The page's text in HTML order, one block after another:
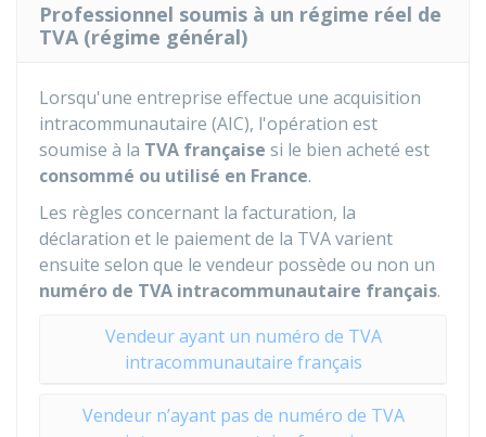
Professionnel soumis à un régime réel de
TVA (régime général)
Lorsqu'une entreprise effectue une acquisition
intracommunautaire (AIC), l'opération est
soumise à la TVA française si le bien acheté est
consommé ou utilisé en France.
Les règles concernant la facturation, la
déclaration et le paiement de la TVA varient
ensuite selon que le vendeur possède ou non un
numéro de TVA intracommunautaire français.
Vendeur ayant un numéro de TVA
intracommunautaire français
Vendeur n’ayant pas de numéro de TVA